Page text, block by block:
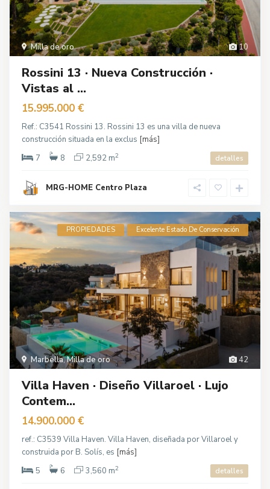
10
Milla de oro
Rossini 13 · Nueva Construcción ·
Vistas al ...
15.995.000 €
Ref.: C3541 Rossini 13. Rossini 13 es una villa de nueva
construcción situada en la exclus [más]
7
8 2,592 m2 detalles
MRG-HOME Centro Plaza
42
Marbella,Milla de oro
PROPIEDADES Excelente Estado De Conservación
Villa Haven · Diseño Villaroel · Lujo
Contem...
14.900.000 €
ref.: C3539 Villa Haven. Villa Haven, diseñada por Villaroel y
construida por B. Solís, es [más]
5
6 3,560 m2 detalles